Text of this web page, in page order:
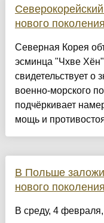
нового поколения
Северная Корея
эсминца "Чхве
свидетельствует о
военно-морского
подчёркивает
мощь и
В Польше
нового поколения
В среду, 4